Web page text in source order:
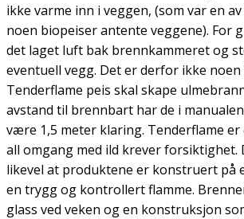
ikke varme inn i veggen, (som var en
noen biopeiser antente veggene). For
det laget luft bak brennkammeret og
eventuell vegg. Det er derfor ikke
Tenderflame peis skal skape
avstand til brennbart har de i
være 1,5 meter klaring. Tenderflame er
all omgang med ild krever forsiktighet.
likevel at produktene er konstruert på
en trygg og kontrollert flamme.
glass ved veken og en konstruksjon